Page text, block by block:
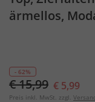
ärmellos,
- 62%
€ 15,99 € 5,99
Preis inkl. MwSt. zzgl.